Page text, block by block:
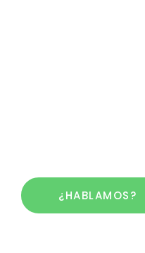
¿HABLAMOS?